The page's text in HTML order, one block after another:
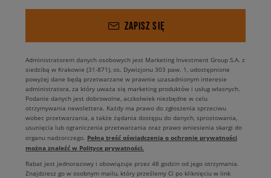
ZAPISZ SIĘ
Administratorem danych osobowych jest Marketing Investment Group S.A. z
siedzibą w Krakowie (31-871), os. Dywizjonu 303 paw. 1, udostępnione
powyżej dane będą przetwarzane w prawnie uzasadnionym interesie
administratora, za który uważa się marketing produktów i usług własnych.
Podanie danych jest dobrowolne, aczkolwiek niezbędne w celu
otrzymywania newslettera. Każdy ma prawo do zgłoszenia sprzeciwu
wobec przetwarzania, a także żądania dostępu do danych, sprostowania,
usunięcia lub ograniczenia przetwarzania oraz prawo wniesienia skargi do
organu nadzorczego. Pełną treść oświadczenia o ochronie prywatności
można znaleźć w Polityce prywatności.
Rabat jest jednorazowy i obowiązuje przez 48 godzin od jego otrzymania.
Znajdziesz go w osobnym mailu, który prześlemy Ci po kliknięciu w link